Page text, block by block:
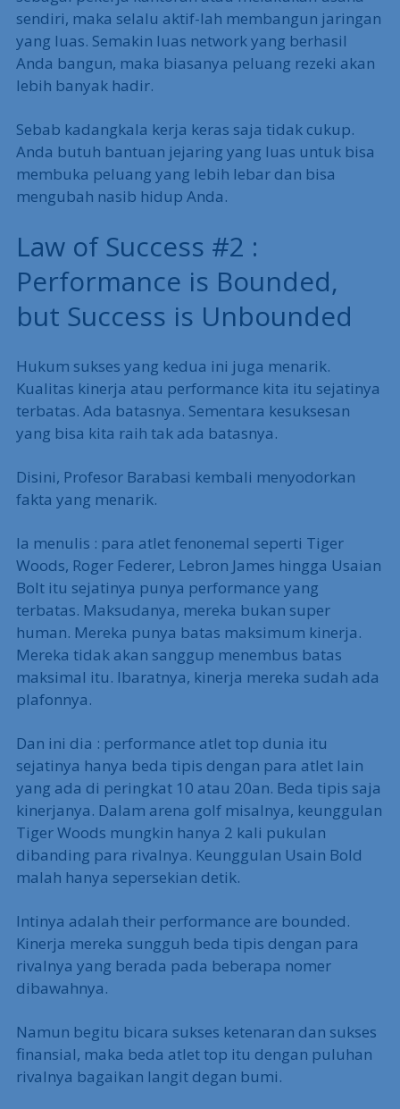
sendiri, maka selalu aktif-lah membangun jaringan
yang luas. Semakin luas network yang berhasil
Anda bangun, maka biasanya peluang rezeki akan
lebih banyak hadir.
Sebab kadangkala kerja keras saja tidak cukup.
Anda butuh bantuan jejaring yang luas untuk bisa
membuka peluang yang lebih lebar dan bisa
mengubah nasib hidup Anda.
Law of Success #2 :
Performance is Bounded,
but Success is Unbounded
Hukum sukses yang kedua ini juga menarik.
Kualitas kinerja atau performance kita itu sejatinya
terbatas. Ada batasnya. Sementara kesuksesan
yang bisa kita raih tak ada batasnya.
Disini, Profesor Barabasi kembali menyodorkan
fakta yang menarik.
Ia menulis : para atlet fenonemal seperti Tiger
Woods, Roger Federer, Lebron James hingga Usaian
Bolt itu sejatinya punya performance yang
terbatas. Maksudanya, mereka bukan super
human. Mereka punya batas maksimum kinerja.
Mereka tidak akan sanggup menembus batas
maksimal itu. Ibaratnya, kinerja mereka sudah ada
plafonnya.
Dan ini dia : performance atlet top dunia itu
sejatinya hanya beda tipis dengan para atlet lain
yang ada di peringkat 10 atau 20an. Beda tipis saja
kinerjanya. Dalam arena golf misalnya, keunggulan
Tiger Woods mungkin hanya 2 kali pukulan
dibanding para rivalnya. Keunggulan Usain Bold
malah hanya sepersekian detik.
Intinya adalah their performance are bounded.
Kinerja mereka sungguh beda tipis dengan para
rivalnya yang berada pada beberapa nomer
dibawahnya.
Namun begitu bicara sukses ketenaran dan sukses
finansial, maka beda atlet top itu dengan puluhan
rivalnya bagaikan langit degan bumi.